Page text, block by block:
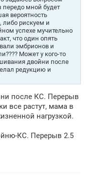
передо мной будет
вероятность
либо рискуем и
успехе мучительно
что один опять
эмбрионов и
Может у кого-то
двойни после
редукцию и
после КС. Перерыв
все растут, мама в
нагрузкой.
КС. Перерыв 2.5